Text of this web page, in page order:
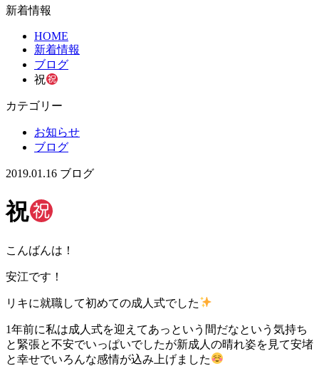
新着情報
HOME
新着情報
ブログ
祝
カテゴリー
お知らせ
ブログ
2019.01.16 ブログ
祝
こんばんは！
安江です！
リキに就職して初めての成人式でした
1年前に私は成人式を迎えてあっという間だなという気持ち
と緊張と不安でいっぱいでしたが新成人の晴れ姿を見て安堵
と幸せでいろんな感情が込み上げました